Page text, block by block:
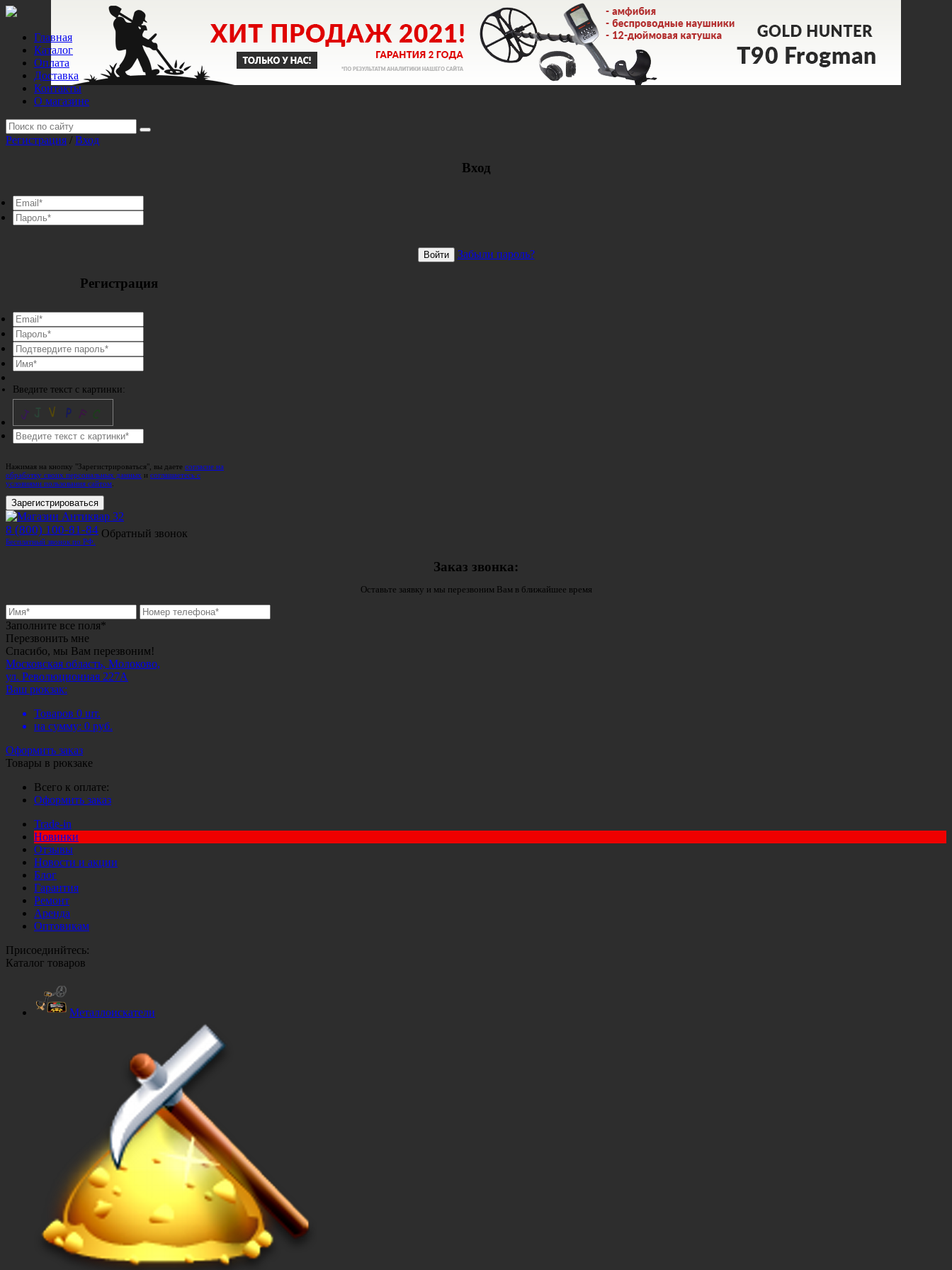
Главная
Каталог
Оплата
Доставка
Контакты
О магазине
Регистрация / Вход
Вход
Войти Забыли пароль?
Регистрация
Введите текст с картинки:
Нажимая на кнопку "Зарегистрироваться", вы даете согласие на
обработку своих персональных данных и соглашаетесь с
условиями пользования сайтом
Зарегистрироваться
8 (800) 100-81-84
Бесплатный звонок по РФ.
Обратный звонок
Заказ звонка:
Оставьте заявку и мы перезвоним Вам в ближайшее время
Заполните все поля*
Перезвонить мне
Спасибо, мы Вам перезвоним!
Московская область, Молоково,
ул. Революционная 227А
Ваш рюкзак:
Товаров 0 шт.
на сумму: 0 руб.
Оформить заказ
Товары в рюкзаке
Всего к оплате:
Оформить заказ
Trade-in
Новинки
Отзывы
Новости и акции
Блог
Гарантия
Ремонт
Аренда
Оптовикам
Присоединйтесь:
Каталог товаров
Металлоискатели